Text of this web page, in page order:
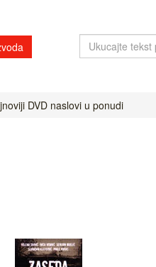
DVD naslovi u ponudi